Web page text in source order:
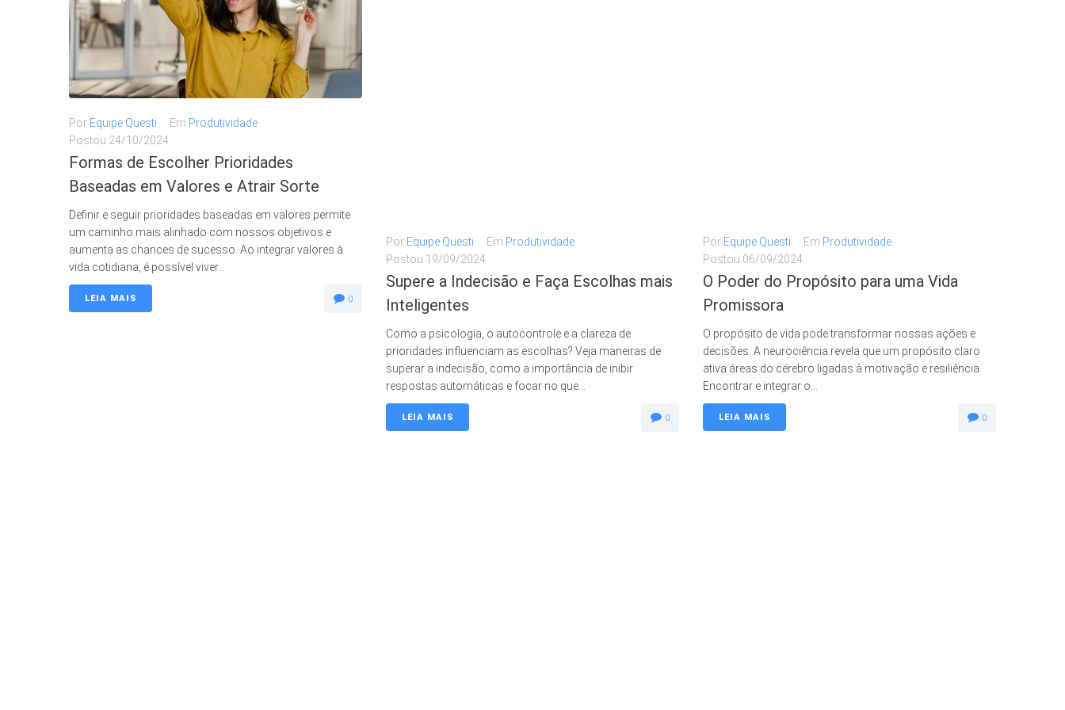
Por Equipe Questi Em Produtividade
Postou 24/10/2024
Formas de Escolher Prioridades
Baseadas em Valores e Atrair Sorte
Definir e seguir prioridades baseadas em valores permite
um caminho mais alinhado com nossos objetivos e
aumenta as chances de sucesso. Ao integrar valores à
vida cotidiana, é possível viver...
LEIA MAIS 0
Por Equipe Questi Em Produtividade
Postou 19/09/2024
Supere a Indecisão e Faça Escolhas mais
Inteligentes
Como a psicologia, o autocontrole e a clareza de
prioridades influenciam as escolhas? Veja maneiras de
superar a indecisão, como a importância de inibir
respostas automáticas e focar no que...
LEIA MAIS 0
Por Equipe Questi Em Produtividade
Postou 06/09/2024
O Poder do Propósito para uma Vida
Promissora
O propósito de vida pode transformar nossas ações e
decisões. A neurociência revela que um propósito claro
ativa áreas do cérebro ligadas à motivação e resiliência.
Encontrar e integrar o...
LEIA MAIS 0